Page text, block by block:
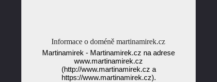
Informace o doméně martinamirek.cz
Martinamirek - Martinamirek.cz na adrese
www.martinamirek.cz
(http://www.martinamirek.cz a
https://www.martinamirek.cz).